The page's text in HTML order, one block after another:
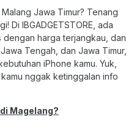
Jawa Timur? Tenang
Di IBGADGETSTORE, ada
harga terjangkau, dan
Tengah, dan Jawa Timur,
iPhone kamu. Yuk,
nggak ketinggalan info
Magelang?